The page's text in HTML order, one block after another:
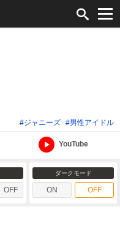
#ジャニーズ #男性アイドル
YouTube
OFF
ダークモード
ON OFF